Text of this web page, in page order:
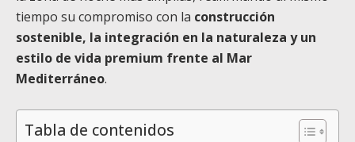
tiempo su compromiso con la construcción
sostenible, la integración en la naturaleza y un
estilo de vida premium frente al Mar
Mediterráneo.
Tabla de contenidos